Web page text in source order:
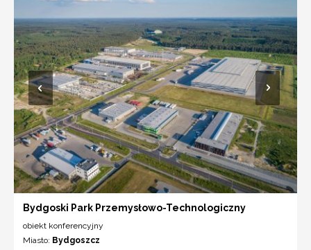
Bydgoski Park Przemysłowo-Technologiczny
obiekt konferencyjny
Miasto: Bydgoszcz